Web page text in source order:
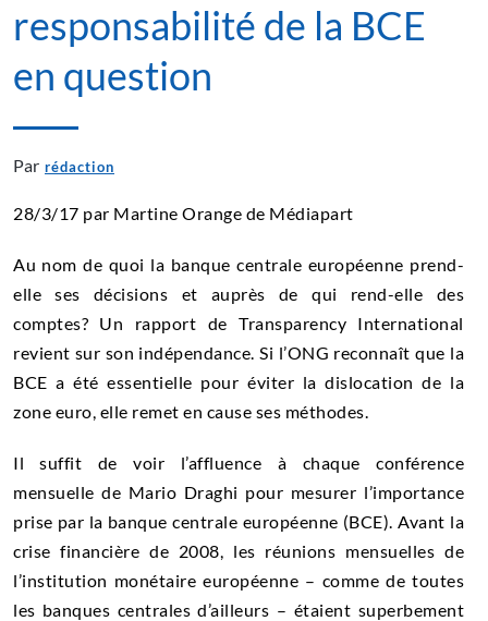
responsabilité de la BCE
en question
Par rédaction
28/3/17 par Martine Orange de Médiapart
Au nom de quoi la banque centrale européenne prend-
elle ses décisions et auprès de qui rend-elle des
comptes? Un rapport de Transparency International
revient sur son indépendance. Si l’ONG reconnaît que la
BCE a été essentielle pour éviter la dislocation de la
zone euro, elle remet en cause ses méthodes.
Il suffit de voir l’affluence à chaque conférence
mensuelle de Mario Draghi pour mesurer l’importance
prise par la banque centrale européenne (BCE). Avant la
crise financière de 2008, les réunions mensuelles de
l’institution monétaire européenne – comme de toutes
les banques centrales d’ailleurs – étaient superbement